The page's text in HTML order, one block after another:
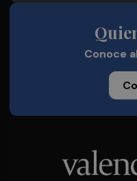
Conoce